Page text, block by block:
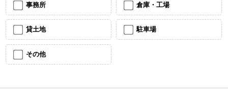
事務所 倉庫・工場
貸土地 駐車場
その他